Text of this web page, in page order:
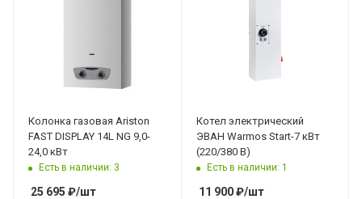
Колонка газовая Ariston
FAST DISPLAY 14L NG 9,0-
24,0 кВт
Есть в наличии: 3
25 695 ₽/шт
Котел электрический
ЭВАН Warmos Start-7 кВт
(220/380 В)
Есть в наличии: 1
11 900₽/шт